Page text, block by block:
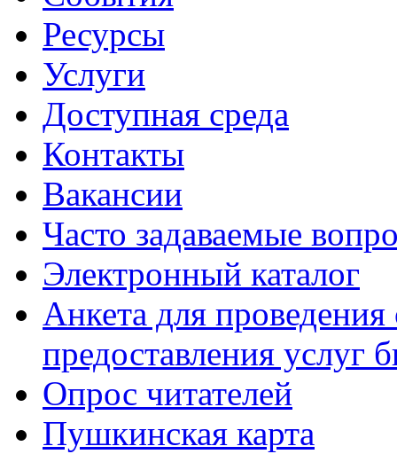
Ресурсы
Услуги
Доступная среда
Контакты
Вакансии
Часто задаваемые
Электронный каталог
Анкета для проведения
предоставления услуг
Опрос читателей
Пушкинская карта